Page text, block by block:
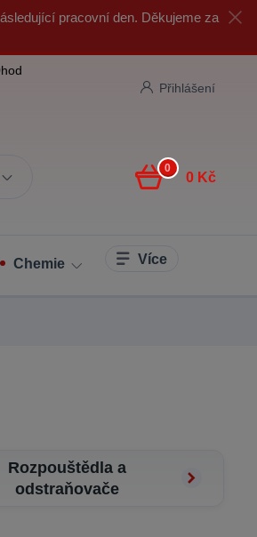
pracovní den. Děkujeme za
Přihlášení
0
0 Kč
Chemie Více
Rozpouštědla a
odstraňovače